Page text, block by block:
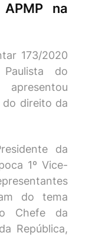
na
173/2020
do
do direito da
da
1º Vice-
do tema
Chefe da
República,